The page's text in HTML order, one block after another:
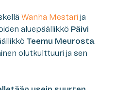
Wanha Mestari ja
aluepäällikkö Päivi
Teemu Meurosta.
olutkulttuuri ja sen